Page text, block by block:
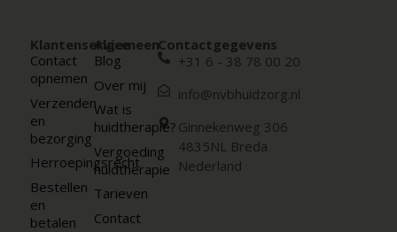
Klantenservice
Contact
opnemen
Verzenden
en
bezorging
Herroepingsrecht
Bestellen
en
betalen
Algemeen
Blog
Over mij
Wat is
huidtherapie?
Vergoeding
huidtherapie
Tarieven
Contact
Contactgegevens
+31 6 - 38 78 00 20
info@nvbhuidzorg.nl
Ginnekenweg 306
4835NL Breda
Nederland